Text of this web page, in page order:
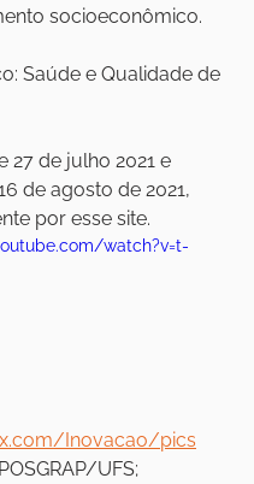
socioeconômico.
Saúde e Qualidade de
27 de julho 2021 e
de agosto de 2021,
por esse site.
watch?v=t-
Inovacao/pics
UFS;